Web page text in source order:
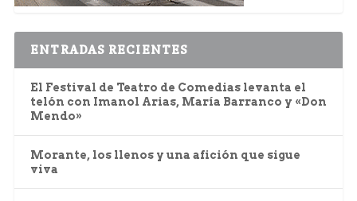
ENTRADAS RECIENTES
El Festival de Teatro de Comedias levanta el
telón con Imanol Arias, María Barranco y «Don
Mendo»
Morante, los llenos y una afición que sigue
viva